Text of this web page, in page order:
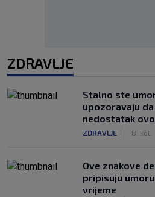
ZDRAVLJE
Stalno ste
upozoravaju
nedostatak
ZDRAVLJE 8. kol.
Ove znakove
pripisuju
vrijeme